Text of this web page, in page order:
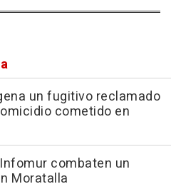
un fugitivo reclamado
cometido en
combaten un
Moratalla